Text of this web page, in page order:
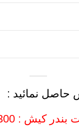
حاصل نمائید :
کیش : 44422300